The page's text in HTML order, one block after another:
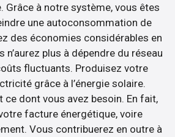
Grâce à notre système, vous êtes
une autoconsommation de
des économies considérables en
n’aurez plus à dépendre du réseau
fluctuants. Produisez votre
grâce à l’énergie solaire.
ce dont vous avez besoin. En fait,
facture énergétique, voire
Vous contribuerez en outre à